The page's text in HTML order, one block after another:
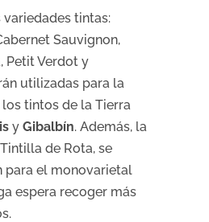
variedades tintas:
Sauvignon,
Petit Verdot y
utilizadas para la
tintos de la Tierra
y Gibalbín. Además, la
de Rota, se
para el monovarietal
espera recoger más